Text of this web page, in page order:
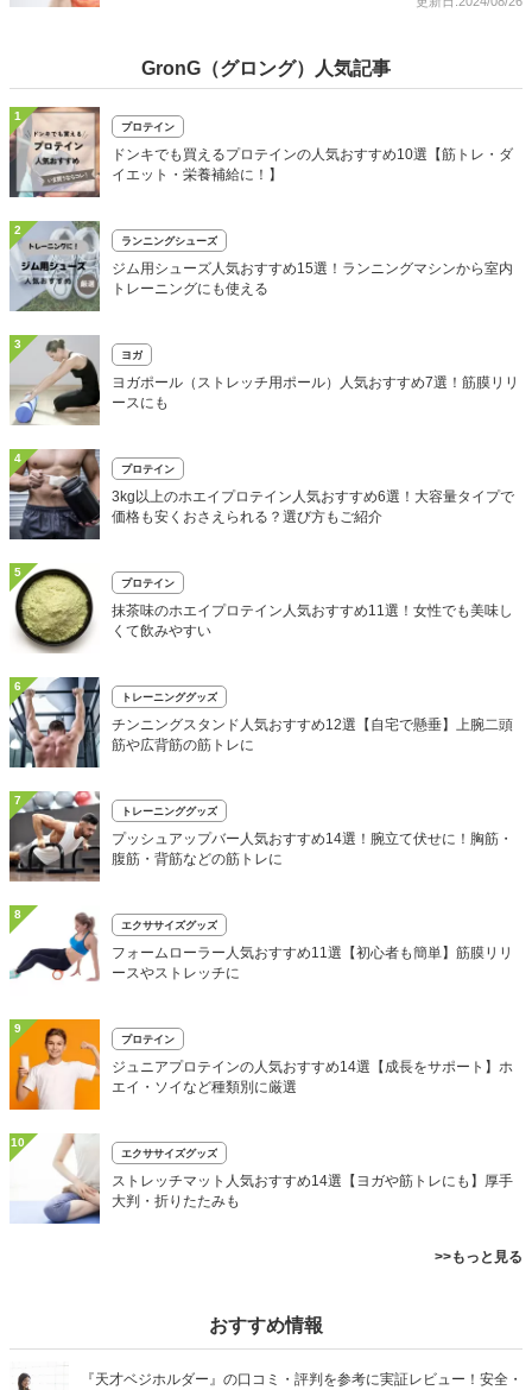
GronG（グロング）人気記事
1
プロテイン
ドンキでも買えるプロテインの人気おすすめ10選【筋トレ・ダ
イエット・栄養補給に！】
2
ランニングシューズ
ジム用シューズ人気おすすめ15選！ランニングマシンから室内
トレーニングにも使える
3
ヨガ
ヨガポール（ストレッチ用ポール）人気おすすめ7選！筋膜リリ
ースにも
4
プロテイン
3kg以上のホエイプロテイン人気おすすめ6選！大容量タイプで
価格も安くおさえられる？選び方もご紹介
5
プロテイン
抹茶味のホエイプロテイン人気おすすめ11選！女性でも美味し
くて飲みやすい
6
トレーニンググッズ
チンニングスタンド人気おすすめ12選【自宅で懸垂】上腕二頭
筋や広背筋の筋トレに
7
トレーニンググッズ
プッシュアップバー人気おすすめ14選！腕立て伏せに！胸筋・
腹筋・背筋などの筋トレに
8
エクササイズグッズ
フォームローラー人気おすすめ11選【初心者も簡単】筋膜リリ
ースやストレッチに
9
プロテイン
ジュニアプロテインの人気おすすめ14選【成長をサポート】ホ
エイ・ソイなど種類別に厳選
10
エクササイズグッズ
ストレッチマット人気おすすめ14選【ヨガや筋トレにも】厚手
大判・折りたたみも
>>もっと見る
おすすめ情報
『天才ベジホルダー』の口コミ・評判を参考に実証レビュー！安全・